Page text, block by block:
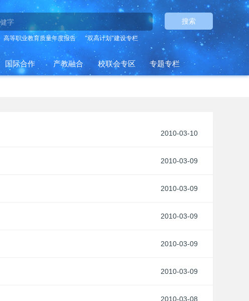
搜索
高等职业教育质量年度报告 "双高计划"建设专栏
国际合作 产教融合 校联会专区 专题专栏
2010-03-10
2010-03-09
2010-03-09
2010-03-09
2010-03-09
2010-03-09
2010-03-08